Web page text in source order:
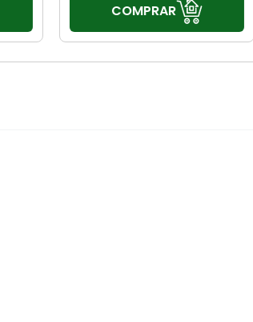
COMPRAR